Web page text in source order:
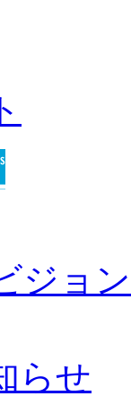
ジョン
らせ